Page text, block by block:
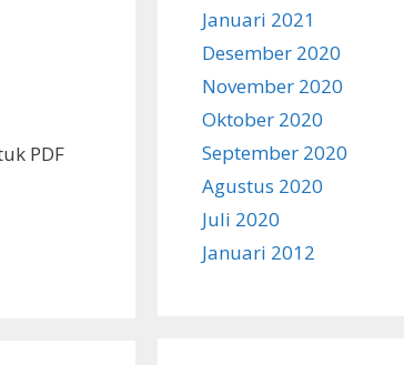
PDF
Januari 2021
Desember 2020
November 2020
Oktober 2020
September 2020
Agustus 2020
Juli 2020
Januari 2012